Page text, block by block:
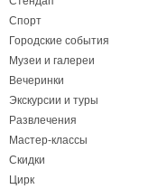
Спорт
Городские события
Музеи и галереи
Вечеринки
Экскурсии и туры
Развлечения
Мастер-классы
Скидки
Цирк